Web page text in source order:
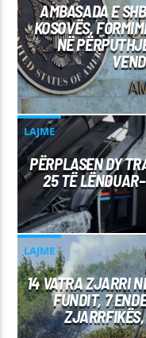
AMBASADA E
KOSOVËS,
NË
LAJME
PËRPLASEN DY
25 TË
LAJME
14 VATRA ZJARRI
FUNDIT, 7